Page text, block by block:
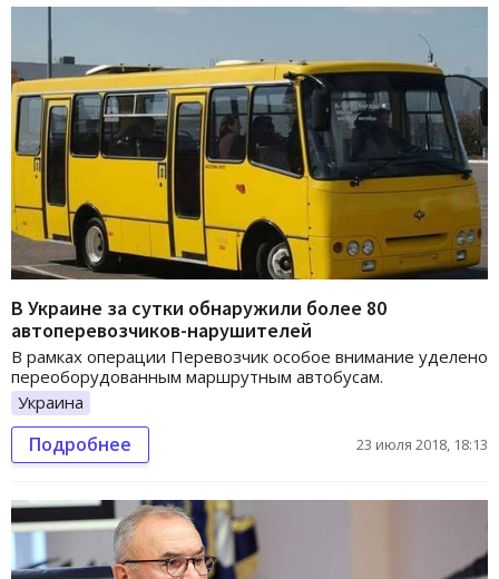
В Украине за сутки обнаружили более 80
автоперевозчиков-нарушителей
В рамках операции Перевозчик особое внимание уделено
переоборудованным маршрутным автобусам.
Украина
Подробнее 23 июля 2018, 18:13